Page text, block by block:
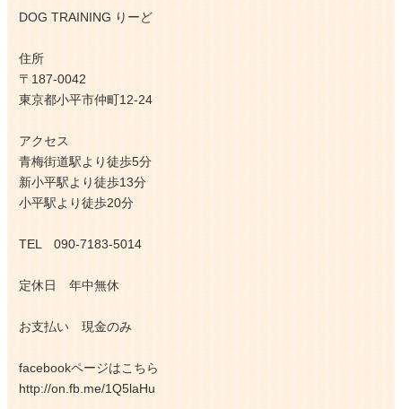
DOG TRAINING りーど
住所
〒187-0042
東京都小平市仲町12-24
アクセス
青梅街道駅より徒歩5分
新小平駅より徒歩13分
小平駅より徒歩20分
TEL 090-7183-5014
定休日 年中無休
お支払い 現金のみ
facebookページはこちら
http://on.fb.me/1Q5laHu